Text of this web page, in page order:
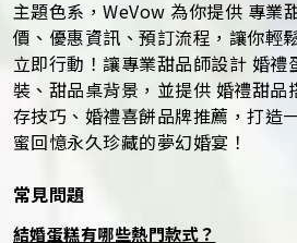
主題色系，WeVow 為你提供 專業
價、優惠資訊、預訂流程，讓你輕
立即行動！讓專業甜品師設計 婚禮
裝、甜品桌背景，並提供 婚禮甜品
存技巧、婚禮喜餅品牌推薦，打造
蜜回憶永久珍藏的夢幻婚宴！
常見問題
結婚蛋糕有哪些熱門款式？